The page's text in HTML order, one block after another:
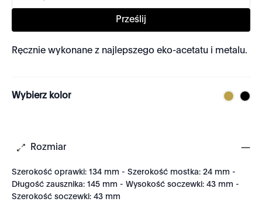
Prześlij
Ręcznie wykonane z najlepszego eko-acetatu i metalu.
Wybierz kolor
Rozmiar
Szerokość oprawki: 134 mm - Szerokość mostka: 24 mm -
Długość zausznika: 145 mm - Wysokość soczewki: 43 mm -
Szerokość soczewki: 43 mm